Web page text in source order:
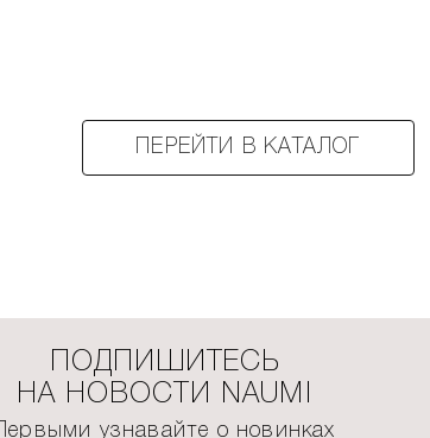
ПЕРЕЙТИ В КАТАЛОГ
ПОДПИШИТЕСЬ
НА НОВОСТИ NAUMI
Первыми узнавайте о новинках